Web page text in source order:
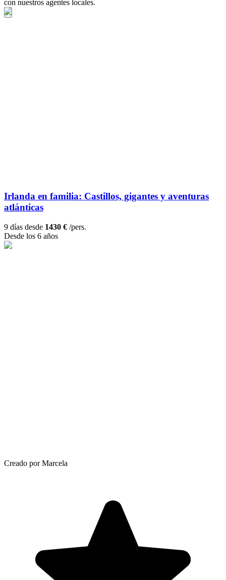
con nuestros agentes locales.
Irlanda en familia: Castillos, gigantes y aventuras
atlánticas
9 días desde 1430 € /pers.
Desde los 6 años
Creado por Marcela